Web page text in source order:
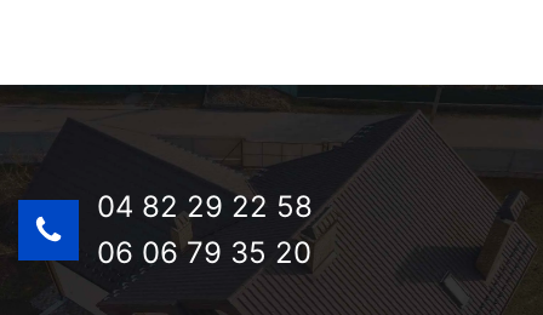
04 82 29 22 58
06 06 79 35 20